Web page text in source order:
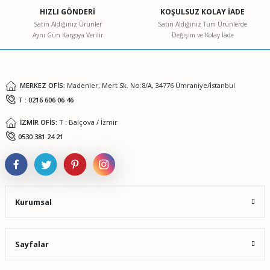
Ürün bilgilerinde hatalar bulunuyor.
Ürün fiyatı diğer sitelerden daha pahalı.
HIZLI GÖNDERİ
Satın Aldığınız Ürünler
Aynı Gün Kargoya Verilir
KOŞULSUZ KOLAY İADE
Satın Aldığınız Tüm Ürünlerde
Değişim ve Kolay İade
MERKEZ OFİS: Madenler, Mert Sk. No:8/A, 34776 Ümraniye/İstanbul
T : 0216 606 06 46
İZMİR OFİS: T : Balçova / İzmir
0530 381 24 21
Kurumsal
Sayfalar